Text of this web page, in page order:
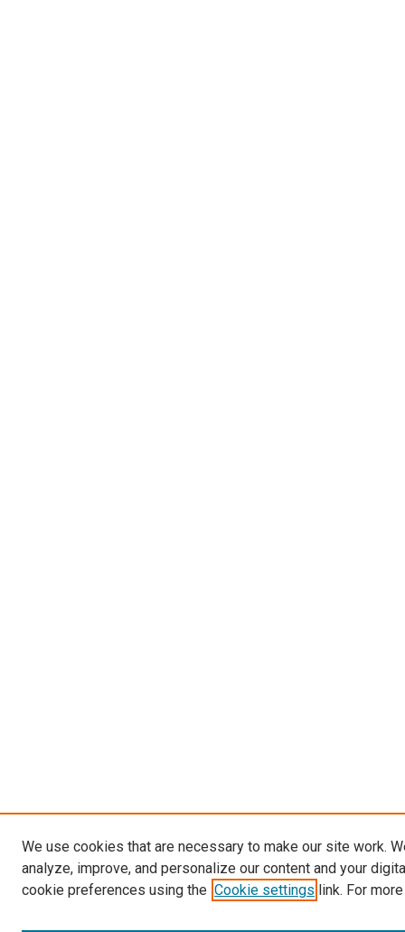
We use cookies that are necessary to make our site work.
analyze, improve, and personalize our content and your
cookie preferences using the Cookie settings link. For